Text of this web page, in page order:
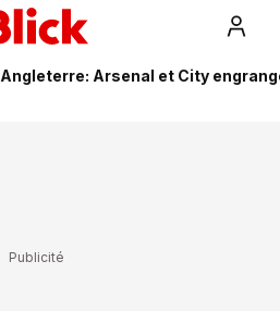
Angleterre: Arsenal et City